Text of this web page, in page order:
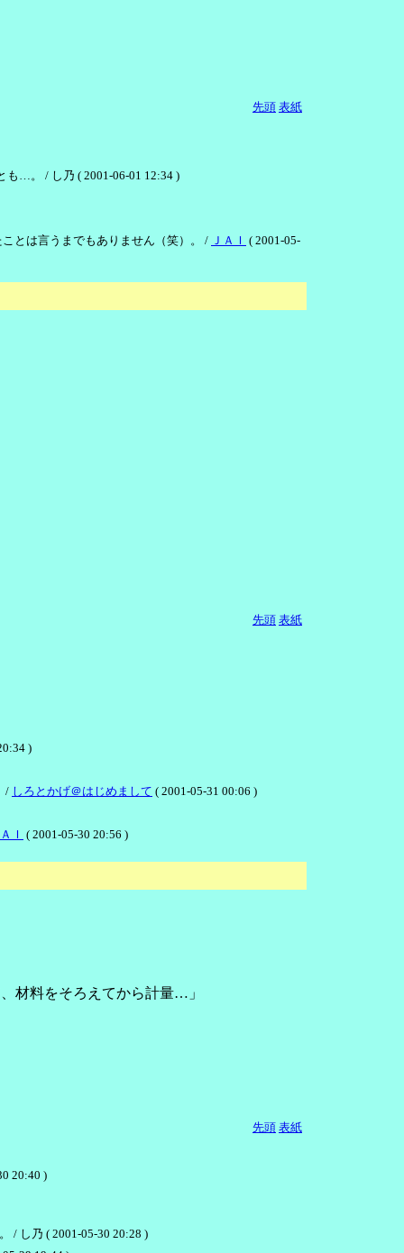
先頭 表紙
も…。 / し乃 ( 2001-06-01 12:34 )
とは言うまでもありません（笑）。 /
ＪＡＩ ( 2001-05-
先頭 表紙
)
/ しろとかげ＠はじめまして ( 2001-05-31 00:06 )
ＡＩ ( 2001-05-30 20:56 )
材料をそろえてから計量…」
先頭 表紙
20:40 )
/ し乃 ( 2001-05-30 20:28 )